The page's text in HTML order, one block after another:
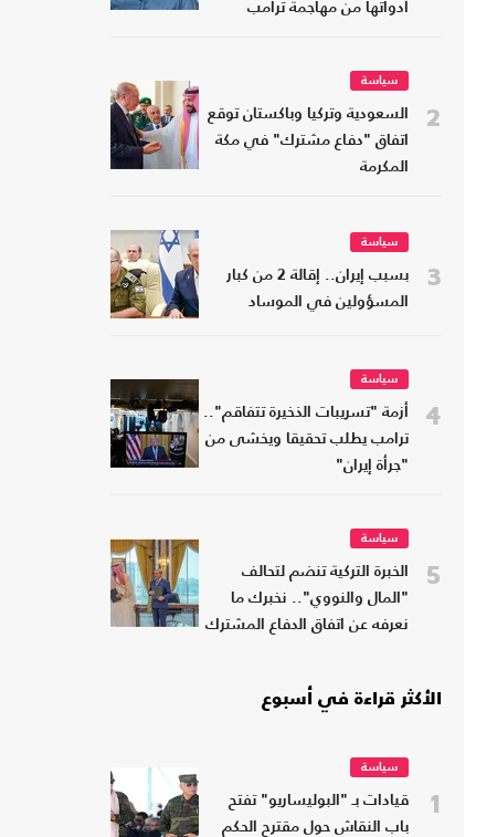
أدواتها من مهاجمة ترامب
2
سياسة
السعودية وتركيا وباكستان توقع
اتفاق "دفاع مشترك" في مكة
المكرمة
3
سياسة
بسبب إيران.. إقالة 2 من كبار
المسؤولين في الموساد
4
سياسة
أزمة "تسريبات الذخيرة تتفاقم"..
ترامب يطلب تحقيقا ويخشى من
"جرأة إيران"
5
سياسة
الخبرة التركية تنضم لتحالف
"المال والنووي".. نخبرك ما
نعرفه عن اتفاق الدفاع المشترك
الأكثر قراءة في أسبوع
1
سياسة
قيادات بـ "البوليساريو" تفتح
باب النقاش حول مقترح الحكم